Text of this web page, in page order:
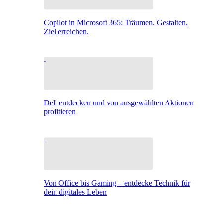
Copilot in Microsoft 365: Träumen. Gestalten.
Ziel erreichen.
Dell entdecken und von ausgewählten Aktionen
profitieren
Von Office bis Gaming – entdecke Technik für
dein digitales Leben